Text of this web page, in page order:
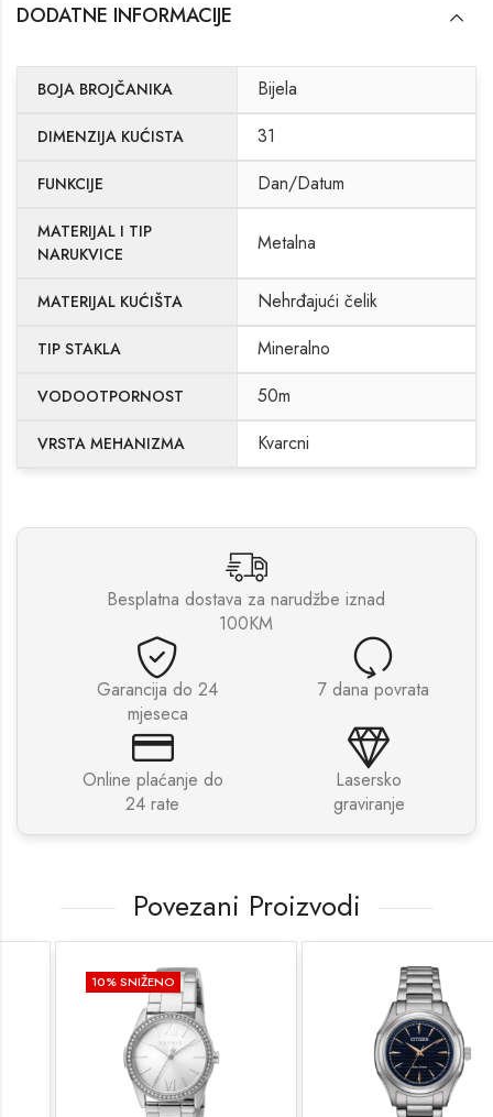
DODATNE INFORMACIJE
BOJA BROJČANIKA Bijela
DIMENZIJA KUĆISTA 31
FUNKCIJE Dan/Datum
MATERIJAL I TIP
NARUKVICE
Metalna
MATERIJAL KUĆIŠTA Nehrđajući čelik
TIP STAKLA Mineralno
VODOOTPORNOST 50m
VRSTA MEHANIZMA Kvarcni
Besplatna dostava za narudžbe iznad
100KM
Garancija do 24
mjeseca
7 dana povrata
Online plaćanje do
24 rate
Lasersko
graviranje
Povezani Proizvodi
% SNIŽENO